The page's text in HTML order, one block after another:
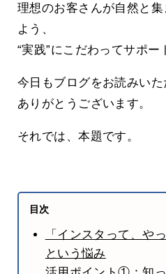
理想のお客さんが自然と
よう、
“実践”にこだわってサポー
今日もブログをお読みいた
ありがとうございます。
それでは、本題です。
目次
「インスタって、や
という悩み